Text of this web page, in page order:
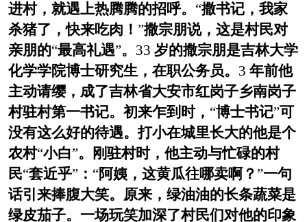
进村，就遇上热腾腾的招呼。 “撒书记，我家
杀猪了，快来吃肉！ ”撒宗朋说，这是村民对
亲朋的“最高礼遇”。 33 岁的撒宗朋是吉林大学
化学学院博士研究生，在职公务员。 3 年前他
主动请缨，成了吉林省大安市红岗子乡南岗子
村驻村第一书记。初来乍到时， “博士书记”可
没有这么好的待遇。打小在城里长大的他是个
农村“小白”。刚驻村时，他主动与忙碌的村
民“套近乎” ： “阿姨，这黄瓜往哪卖啊？”一句
话引来捧腹大笑。原来，绿油油的长条蔬菜是
绿皮茄子。一场玩笑加深了村民们对他的印象